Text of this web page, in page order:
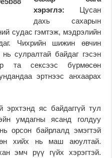
хэрэглэ: Цусан
дахь сахарын
судас гэмтэж, мэдрэлийн
Чихрийн шижин өвчин
сулралтай байдаг гэсэн
та сексээс бүрмөсөн
эртнээс анхаарах
эрхтэнд яс байдаггүй тул
умдагны ясанд голдуу
орсон байрлалд эмэгтэй
хийх нь маш аюултай.
эмч рүү гүйх хэрэгтэй.